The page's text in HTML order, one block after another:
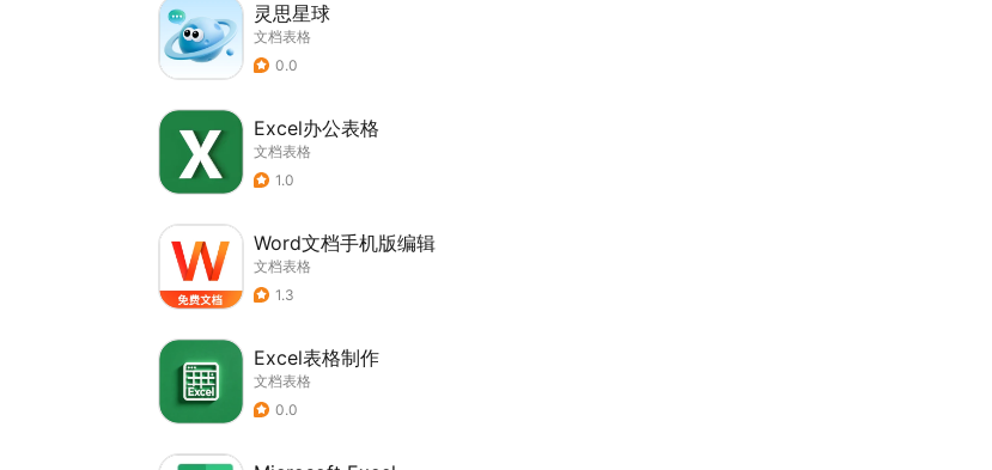
灵思星球
文档表格
0.0
Excel办公表格
文档表格
1.0
Word文档手机版编辑
文档表格
1.3
Excel表格制作
文档表格
0.0